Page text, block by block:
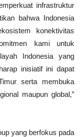
infrastruktur
bahwa Indonesia
konektivitas
kami untuk
Indonesia yang
inisiatif ini dapat
serta membuka
maupun global,”
yang berfokus pada